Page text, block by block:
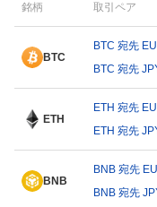
銘柄 取引ペア
BTC
BTC 宛先
BTC 宛先
ETH
ETH 宛先
ETH 宛先
BNB
BNB 宛先
BNB 宛先